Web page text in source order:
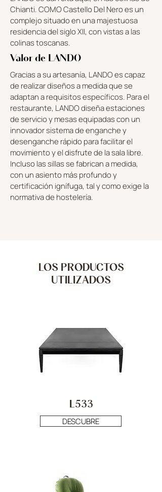
Chianti. COMO Castello Del Nero es un
complejo situado en una majestuosa
residencia del siglo XII, con vistas a las
colinas toscanas.
Valor de LANDO
Gracias a su artesanía, LANDO es capaz
de realizar diseños a medida que se
adaptan a requisitos específicos. Para el
restaurante, LANDO diseña estaciones
de servicio y mesas equipadas con un
innovador sistema de enganche y
desenganche rápido para facilitar el
movimiento y el disfrute de la sala libre.
Incluso las sillas se fabrican a medida,
con un asiento más profundo y
certificación ignífuga, tal y como exige la
normativa de hostelería.
LOS PRODUCTOS
UTILIZADOS
L533
DESCUBRE